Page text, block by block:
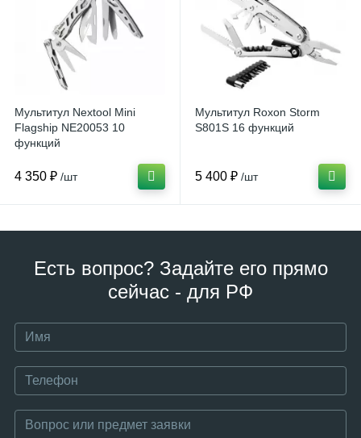
Мультитул Nextool Mini
Flagship NE20053 10
функций
4 350 ₽ /шт
Мультитул Roxon Storm
S801S 16 функций
5 400 ₽ /шт
Есть вопрос? Задайте его прямо
сейчас - для РФ